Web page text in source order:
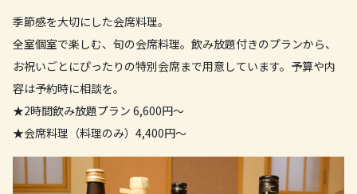
カフェ
クーポンの利用方法
お問い合わせ
季節感を大切にした会席料理。
全室個室で楽しむ、旬の会席料理。飲み放題付きのプランから、
お祝いごとにぴったりの特別会席まで用意しています。予算や内
容は予約時に相談を。
★2時間飲み放題プラン 6,600円～
★会席料理（料理のみ）4,400円～